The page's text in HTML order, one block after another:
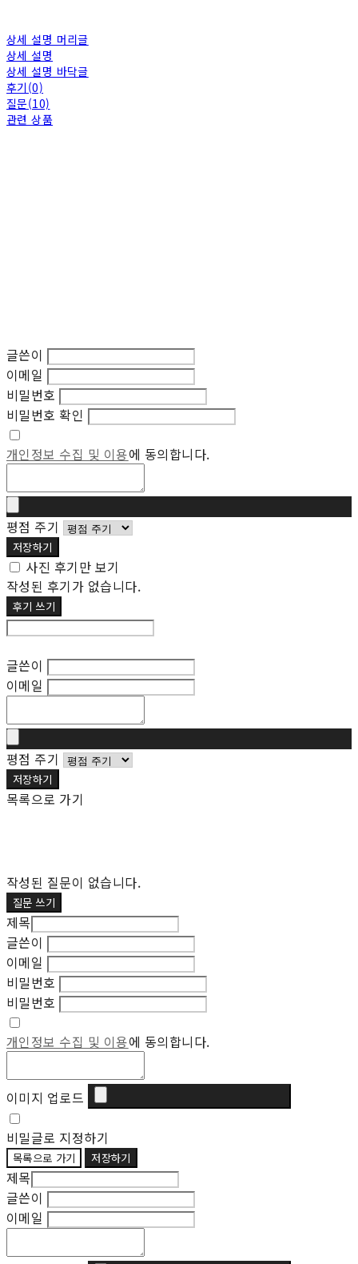
상세 설명 머리글
상세 설명
상세 설명 바닥글
후기(0)
질문(10)
관련 상품
글쓴이
이메일
비밀번호
비밀번호 확인
개인정보 수집 및 이용에 동의합니다.
평점 주기
저장하기
사진 후기만 보기
작성된 후기가 없습니다.
후기 쓰기
글쓴이
이메일
평점 주기
저장하기
목록으로 가기
작성된 질문이 없습니다.
질문 쓰기
제목
글쓴이
이메일
비밀번호
비밀번호
개인정보 수집 및 이용에 동의합니다.
이미지 업로드
비밀글로 지정하기
목록으로 가기 저장하기
제목
글쓴이
이메일